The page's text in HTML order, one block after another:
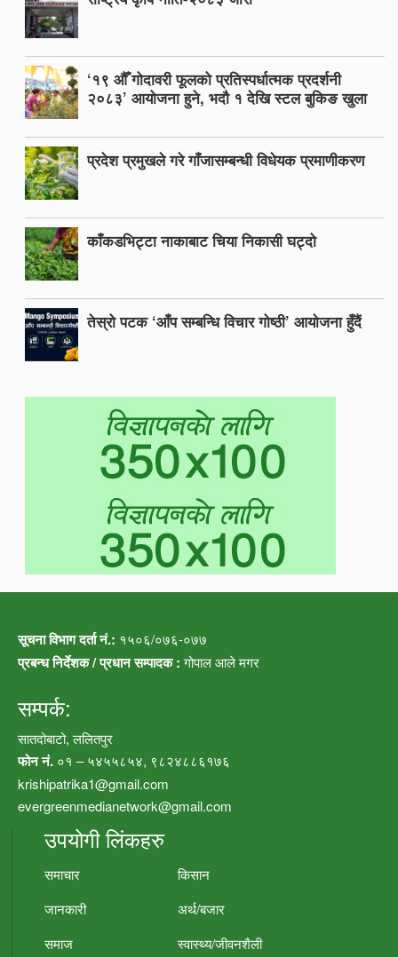
‘१९ औँ गोदावरी फूलको प्रतिस्पर्धात्मक प्रदर्शनी
२०८३’ आयोजना हुने, भदौ १ देखि स्टल बुकिङ खुला
प्रदेश प्रमुखले गरे गाँजासम्बन्धी विधेयक प्रमाणीकरण
काँकडभिट्टा नाकाबाट चिया निकासी घट्दो
तेस्रो पटक ‘आँप सम्बन्धि विचार गोष्ठी’ आयोजना हुँदैं
सूचना विभाग दर्ता नं.: १५०६/०७६-०७७
प्रबन्ध निर्देशक / प्रधान सम्पादक :गोपाल आले मगर
सम्पर्क:
सातदोबाटो, ललितपुर
फोन नं. ०१ – ५४५५८५४, ९८२४८८६१७६
krishipatrika1@gmail.com
evergreenmedianetwork@gmail.com
उपयोगी लिंकहरु
समाचार
किसान
जानकारी
अर्थ/बजार
समाज
स्वास्थ्य/जीवनशैली